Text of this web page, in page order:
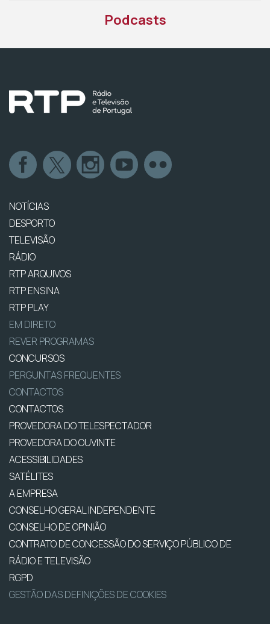
Podcasts
NOTÍCIAS
DESPORTO
TELEVISÃO
RÁDIO
RTP ARQUIVOS
RTP ENSINA
RTP PLAY
EM DIRETO
REVER PROGRAMAS
CONCURSOS
PERGUNTAS FREQUENTES
CONTACTOS
CONTACTOS
PROVEDORA DO TELESPECTADOR
PROVEDORA DO OUVINTE
ACESSIBILIDADES
SATÉLITES
A EMPRESA
CONSELHO GERAL INDEPENDENTE
CONSELHO DE OPINIÃO
CONTRATO DE CONCESSÃO DO SERVIÇO PÚBLICO DE
RÁDIO E TELEVISÃO
RGPD
GESTÃO DAS DEFINIÇÕES DE COOKIES